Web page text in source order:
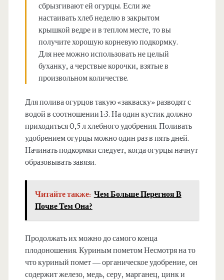
сбрызгивают ей огурцы. Если же
настаивать хлеб неделю в закрытом
крышкой ведре и в теплом месте, то вы
получите хорошую корневую подкормку.
Для нее можно использовать не целый
буханку, а черствые корочки, взятые в
произвольном количестве.
Для полива огурцов такую «закваску» разводят с
водой в соотношении 1:3. На один кустик должно
приходиться 0,5 л хлебного удобрения. Поливать
удобрением огурцы можно один раз в пять дней.
Начинать подкормки следует, когда огурцы начнут
образовывать завязи.
Читайте также: Чем Больше Перегноя В
Почве Тем Она?
Продолжать их можно до самого конца
плодоношения. Куриным пометом Несмотря на то
что куриный помет — органическое удобрение, он
содержит железо, медь, серу, марганец, цинк и